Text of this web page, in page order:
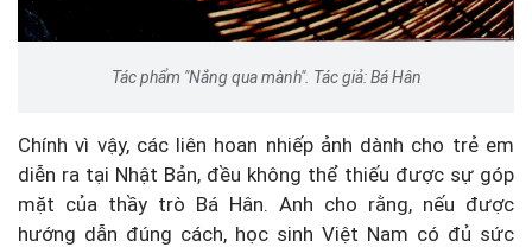
Tác phẩm "Nắng qua mành". Tác giả: Bá Hân
Chính vì vậy, các liên hoan nhiếp ảnh dành cho trẻ em
diễn ra tại Nhật Bản, đều không thể thiếu được sự góp
mặt của thầy trò Bá Hân. Anh cho rằng, nếu được
hướng dẫn đúng cách, học sinh Việt Nam có đủ sức